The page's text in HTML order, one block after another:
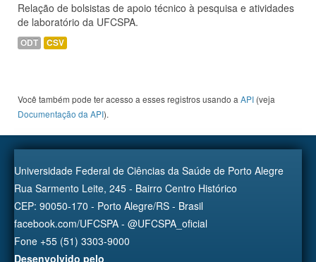
Relação de bolsistas de apoio técnico à pesquisa e atividades
de laboratório da UFCSPA.
ODT CSV
Você também pode ter acesso a esses registros usando a API (veja
Documentação da API).
Universidade Federal de Ciências da Saúde de Porto Alegre
Rua Sarmento Leite, 245 - Bairro Centro Histórico
CEP: 90050-170 - Porto Alegre/RS - Brasil
facebook.com/UFCSPA - @UFCSPA_oficial
Fone +55 (51) 3303-9000
Desenvolvido pelo